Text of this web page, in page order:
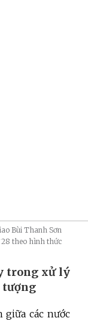
Bùi Thanh Sơn
28 theo hình thức
trong xử lý
tượng
giữa các nước